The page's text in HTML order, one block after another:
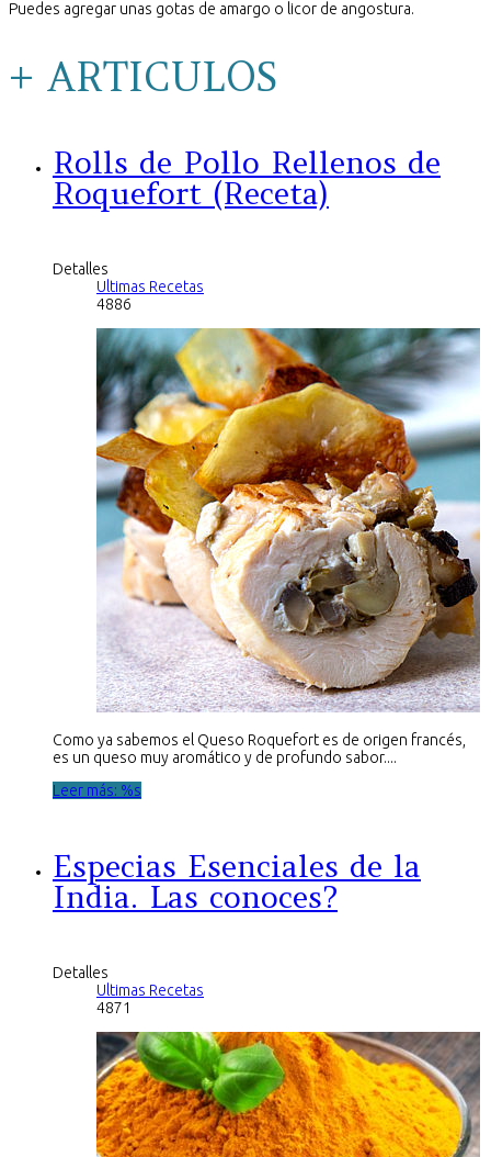
Puedes agregar unas gotas de amargo o licor de angostura.
+ ARTICULOS
Rolls de Pollo Rellenos de
Roquefort (Receta)
Detalles
Ultimas Recetas
4886
Como ya sabemos el Queso Roquefort es de origen francés,
es un queso muy aromático y de profundo sabor....
Leer más: %s
Especias Esenciales de la
India. Las conoces?
Detalles
Ultimas Recetas
4871